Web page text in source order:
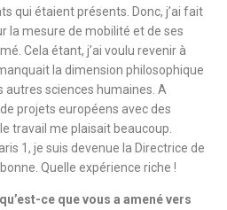
qui étaient présents. Donc, j’ai fait
la mesure de mobilité et de ses
Cela étant, j’ai voulu revenir à
la dimension philosophique
sciences humaines. A
de projets européens avec des
travail me plaisait beaucoup.
1, je suis devenue la Directrice de
Quelle expérience riche !
ce que vous a amené vers